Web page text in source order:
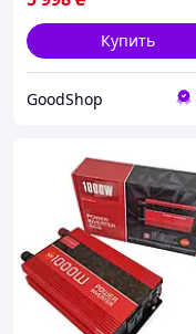
Купить
GoodShop